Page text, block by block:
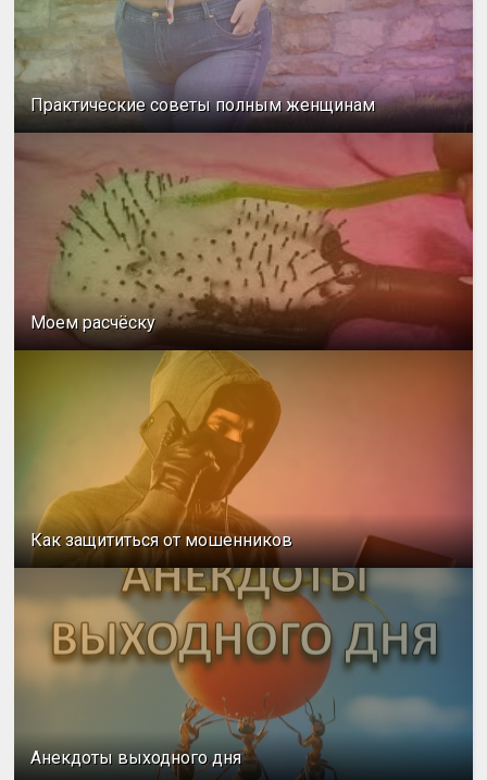
Практические советы полным женщинам
Моем расчёску
Как защититься от мошенников
Анекдоты выходного дня